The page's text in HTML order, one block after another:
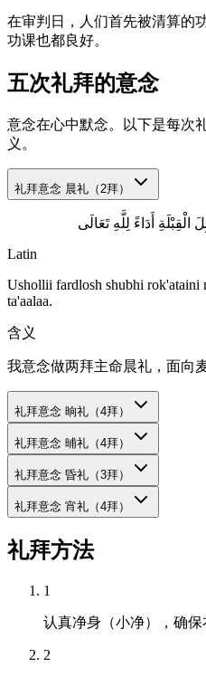
在审判日，人们首先被清算的
功课也都良好。
五次礼拜的意念
意念在心中默念。以下是每次
义。
礼拜意念 晨礼（2拜）
أَدَاءً لِلَّهِ تَعَالَى
Latin
Ushollii fardlosh shubhi rok'ataini
ta'aalaa.
含义
我意念做两拜主命晨礼，面向
礼拜意念 晌礼（4拜）
礼拜意念 晡礼（4拜）
礼拜意念 昏礼（3拜）
礼拜意念 宵礼（4拜）
礼拜方法
1
认真净身（小净），确保
2